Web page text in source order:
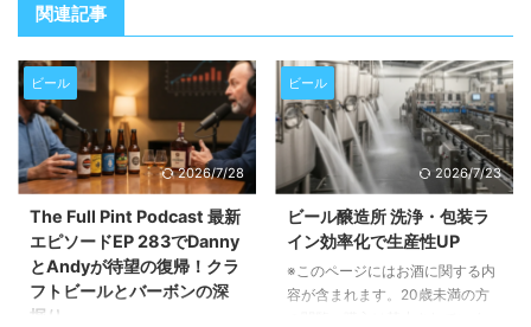
関連記事
ビール
2026/7/28
The Full Pint Podcast 最新
エピソードEP 283でDanny
とAndyが待望の復帰！クラ
フトビールとバーボンの深
掘り
ビール
2026/7/23
ビール醸造所 洗浄・包装ラ
イン効率化で生産性UP
※このページにはお酒に関する内
容が含まれます。20歳未満の方